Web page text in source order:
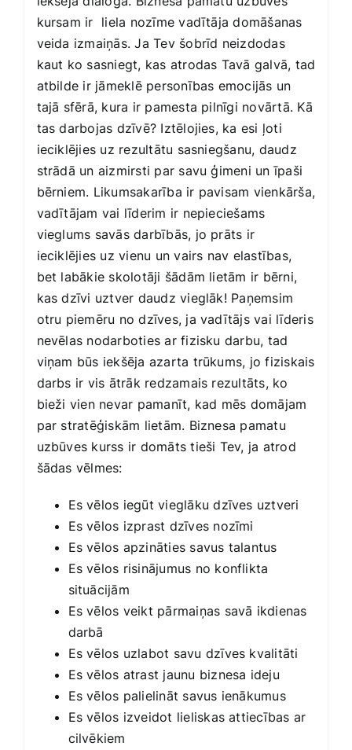
kursam ir liela nozīme vadītāja domāšanas
veida izmaiņās. Ja Tev šobrīd neizdodas
kaut ko sasniegt, kas atrodas Tavā galvā, tad
atbilde ir jāmeklē personības emocijās un
tajā sfērā, kura ir pamesta pilnīgi novārtā. Kā
tas darbojas dzīvē? Iztēlojies, ka esi ļoti
ieciklējies uz rezultātu sasniegšanu, daudz
strādā un aizmirsti par savu ģimeni un īpaši
bērniem. Likumsakarība ir pavisam vienkārša,
vadītājam vai līderim ir nepieciešams
vieglums savās darbībās, jo prāts ir
ieciklējies uz vienu un vairs nav elastības,
bet labākie skolotāji šādām lietām ir bērni,
kas dzīvi uztver daudz vieglāk! Paņemsim
otru piemēru no dzīves, ja vadītājs vai līderis
nevēlas nodarboties ar fizisku darbu, tad
viņam būs iekšēja azarta trūkums, jo fiziskais
darbs ir vis ātrāk redzamais rezultāts, ko
bieži vien nevar pamanīt, kad mēs domājam
par stratēģiskām lietām. Biznesa pamatu
uzbūves kurss ir domāts tieši Tev, ja atrod
šādas vēlmes:
Es vēlos iegūt vieglāku dzīves uztveri
Es vēlos izprast dzīves nozīmi
Es vēlos apzināties savus talantus
Es vēlos risinājumus no konflikta
situācijām
Es vēlos veikt pārmaiņas savā ikdienas
darbā
Es vēlos uzlabot savu dzīves kvalitāti
Es vēlos atrast jaunu biznesa ideju
Es vēlos palielināt savus ienākumus
Es vēlos izveidot lieliskas attiecības ar
cilvēkiem